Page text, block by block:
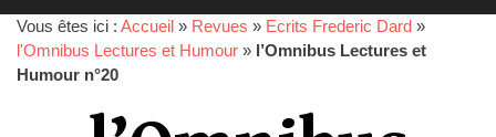
Vous êtes ici : Accueil » Revues » Ecrits Frederic Dard »
l'Omnibus Lectures et Humour » l’Omnibus Lectures et
Humour n°20